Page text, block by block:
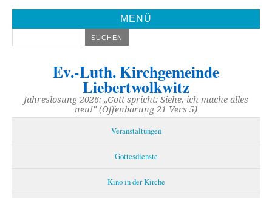
MENÜ
Ev.-Luth. Kirchgemeinde
Liebertwolkwitz
Jahreslosung 2026: „Gott spricht: Siehe, ich mache alles
neu!" (Offenbarung 21 Vers 5)
Veranstaltungen
Gottesdienste
Kino in der Kirche